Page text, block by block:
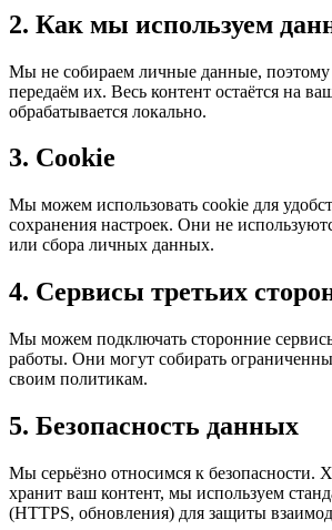
2. Как мы используем
Мы не собираем личные данные, поэтому
передаём их. Весь контент остаётся на
обрабатывается локально.
3. Cookie
Мы можем использовать cookie для
сохранения настроек. Они не
или сбора личных данных.
4. Сервисы третьих
Мы можем подключать сторонние
работы. Они могут собирать
своим политикам.
5. Безопасность данных
Мы серьёзно относимся к безопасности.
хранит ваш контент, мы используем
(HTTPS, обновления) для защиты